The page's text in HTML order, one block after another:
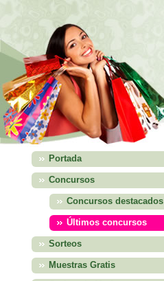
Portada
Concursos
Concursos destacados
Últimos concursos
Sorteos
Muestras Gratis